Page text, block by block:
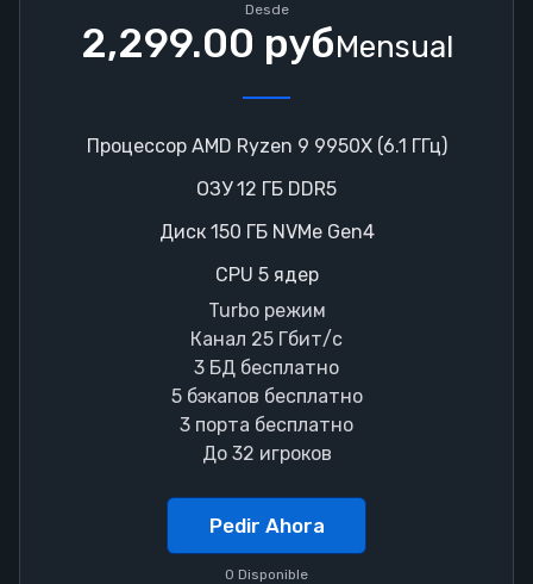
Desde
2,299.00 рубMensual
Процессор AMD Ryzen 9 9950X (6.1 ГГц)
ОЗУ 12 ГБ DDR5
Диск 150 ГБ NVMe Gen4
CPU 5 ядер
Turbo режим
Канал 25 Гбит/с
3 БД бесплатно
5 бэкапов бесплатно
3 порта бесплатно
До 32 игроков
Pedir Ahora
0 Disponible